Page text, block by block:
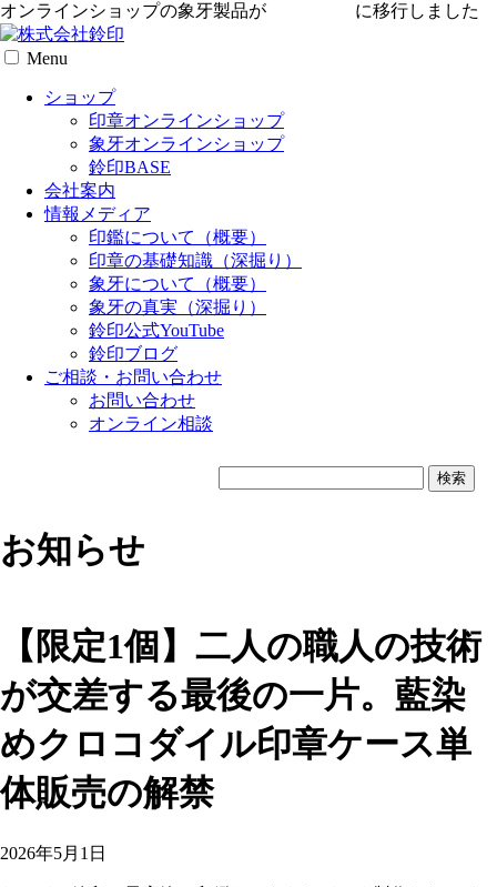
オンラインショップの象牙製品が に移行しました
Menu
ショップ
印章オンラインショップ
象牙オンラインショップ
鈴印BASE
会社案内
情報メディア
印鑑について（概要）
印章の基礎知識（深掘り）
象牙について（概要）
象牙の真実（深掘り）
鈴印公式YouTube
鈴印ブログ
ご相談・お問い合わせ
お問い合わせ
オンライン相談
お知らせ
【限定1個】二人の職人の技術
が交差する最後の一片。藍染
めクロコダイル印章ケース単
体販売の解禁
2026年5月1日